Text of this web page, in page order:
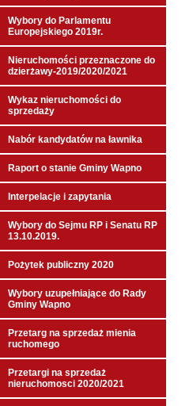
Wybory do Parlamentu
Europejskiego 2019r.
Nieruchomości przeznaczone do
dzierżawy-2019/2020/2021
Wykaz nieruchomości do
sprzedaży
Nabór kandydatów na ławnika
Raport o stanie Gminy Wapno
Interpelacje i zapytania
Wybory do Sejmu RP i Senatu RP
13.10.2019.
Pożytek publiczny 2020
Wybory uzupełniające do Rady
Gminy Wapno
Przetarg na sprzedaż mienia
ruchomego
Przetargi na sprzedaż
nieruchomosci 2020/2021